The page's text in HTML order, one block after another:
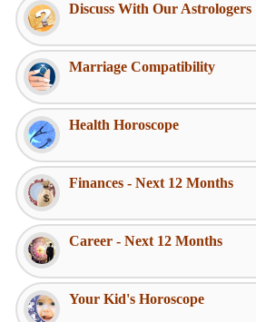
Discuss With Our Astrologers
Marriage Compatibility
Health Horoscope
Finances - Next 12 Months
Career - Next 12 Months
Your Kid's Horoscope